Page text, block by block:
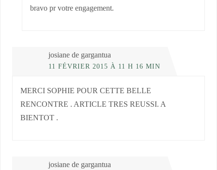
bravo pr votre engagement.
josiane de gargantua
11 FÉVRIER 2015 À 11 H 16 MIN
MERCI SOPHIE POUR CETTE BELLE
RENCONTRE . ARTICLE TRES REUSSI. A
BIENTOT .
josiane de gargantua